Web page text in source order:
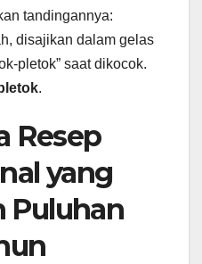
tandingannya:
disajikan dalam gelas
pletok” saat dikocok.
.
Resep
yang
Puluhan